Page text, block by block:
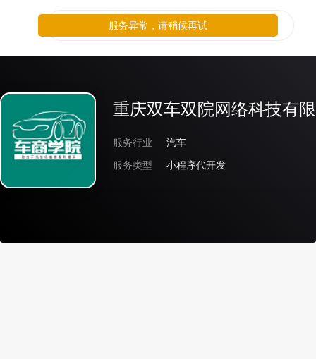
重庆双车双院网络科技有
服务行业
汽车
服务类型
小程序代开发
服务异常，请稍候再试